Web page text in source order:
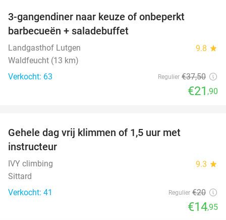
3-gangendiner naar keuze of onbeperkt
barbecueën + saladebuffet
Landgasthof Lutgen 9.8 star
Waldfeucht (13 km)
Verkocht: 63
Regulier €37,50
€21 ,90
Gehele dag vrij klimmen of 1,5 uur met
instructeur
IVY climbing 9.3 star
Sittard
Verkocht: 41
Regulier €20
€14,95